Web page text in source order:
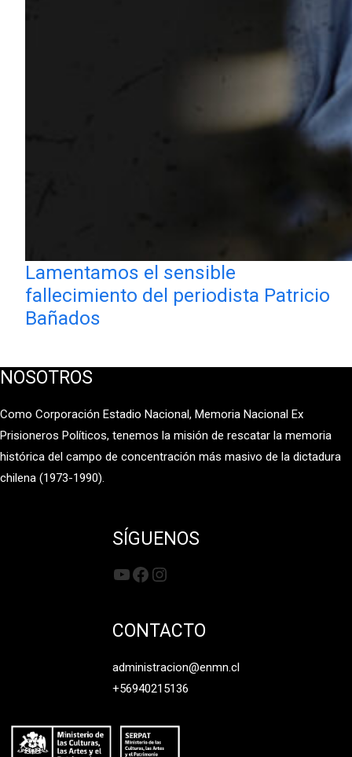
Lamentamos el sensible
fallecimiento del periodista Patricio
Bañados
NOSOTROS
Como Corporación Estadio Nacional, Memoria Nacional Ex
Prisioneros Políticos, tenemos la misión de rescatar la memoria
histórica del campo de concentración más masivo de la dictadura
chilena (1973-1990).
SÍGUENOS
YouTube
Facebook
Instagram
CONTACTO
administracion@enmn.cl
+56940215136